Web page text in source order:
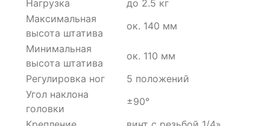
Нагрузка
до 2.5 кг
Максимальная
высота штатива
ок. 140 мм
Минимальная
высота штатива
ок. 110 мм
Регулировка ног
5 положений
Угол наклона
головки
±90°